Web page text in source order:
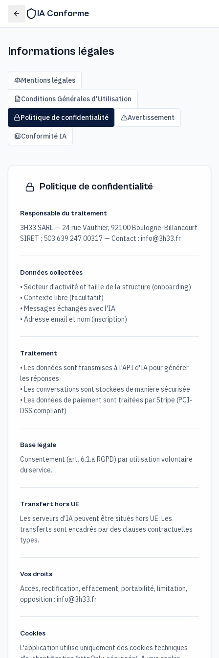
IA Conforme
Informations légales
Mentions légales
Conditions Générales d'Utilisation
Politique de confidentialité Avertissement
Conformité IA
Politique de confidentialité
Responsable du traitement
3H33 SARL — 24 rue Vauthier, 92100 Boulogne-Billancourt
SIRET : 503 639 247 00317 — Contact : info@3h33.fr
Données collectées
• Secteur d'activité et taille de la structure (onboarding)
• Contexte libre (facultatif)
• Messages échangés avec l'IA
• Adresse email et nom (inscription)
Traitement
• Les données sont transmises à l'API d'IA pour générer
les réponses
• Les conversations sont stockées de manière sécurisée
• Les données de paiement sont traitées par Stripe (PCI-
DSS compliant)
Base légale
Consentement (art. 6.1.a RGPD) par utilisation volontaire
du service.
Transfert hors UE
Les serveurs d'IA peuvent être situés hors UE. Les
transferts sont encadrés par des clauses contractuelles
types.
Vos droits
Accès, rectification, effacement, portabilité, limitation,
opposition : info@3h33.fr
Cookies
L'application utilise uniquement des cookies techniques